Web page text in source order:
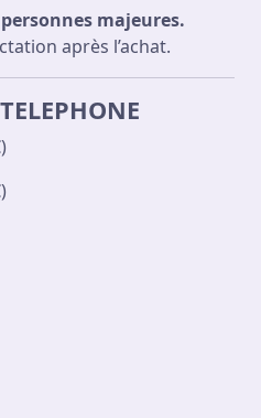
majeures.
après l’achat.